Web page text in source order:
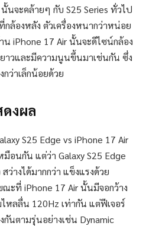
นั้นจะคล้ายๆ กับ S25 Series ทั่วไป
ล้องหลัง ตัวเครื่องหนากว่าหน่อย
iPhone 17 Air นั้นจะดีไซน์กล้อง
าวและมีความนูนขึ้นมาเช่นกัน ซึ่ง
ว่าเล็กน้อยด้วย
งผล
S25 Edge vs iPhone 17 Air
อนกัน แต่ว่า Galaxy S25 Edge
ว่างได้มากกว่า แข็งแรงด้วย
ณะที่ iPhone 17 Air นั้นมีจอกว้าง
หลลื่น 120Hz เท่ากัน แต่ฟีเจอร์
กันตามรุ่นอย่างเช่น Dynamic